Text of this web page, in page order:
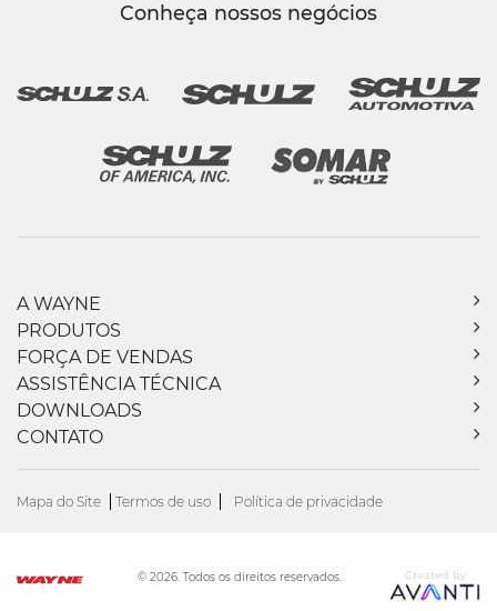
Conheça nossos negócios
A WAYNE
PRODUTOS
FORÇA DE VENDAS
ASSISTÊNCIA TÉCNICA
DOWNLOADS
CONTATO
Mapa do Site Termos de uso Política de privacidade
© 2026. Todos os direitos reservados. Created by